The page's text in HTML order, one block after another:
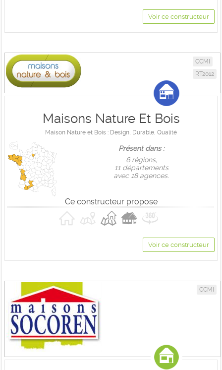
Voir ce constructeur
CCMI
RT2012
Maisons Nature Et Bois
Maison Nature et Bois : Design, Durable, Qualité
Présent dans :
6 règions,
11 départements
avec 18 agences.
Ce constructeur propose
Voir ce constructeur
CCMI